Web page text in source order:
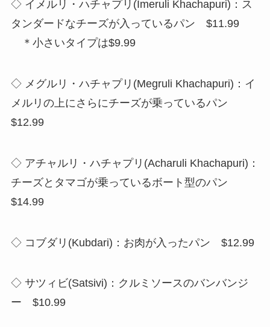
◇ イメルリ・ハチャプリ(Imeruli Khachapuri)：ス
タンダードなチーズが入っているパン $11.99
＊小さいタイプは$9.99
◇ メグルリ・ハチャプリ(Megruli Khachapuri)：イ
メルリの上にさらにチーズが乗っているパン
$12.99
◇ アチャルリ・ハチャプリ(Acharuli Khachapuri)：
チーズとタマゴが乗っているボート型のパン
$14.99
◇ コブダリ(Kubdari)：お肉が入ったパン $12.99
◇ サツィビ(Satsivi)：クルミソースのバンバンジ
ー $10.99